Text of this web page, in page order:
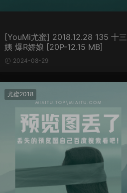
[YouMi尤蜜] 2018.12.28 135 十三
姨 爆R娇娘 [20P-12.15 MB]
2024-08-29
尤蜜2018